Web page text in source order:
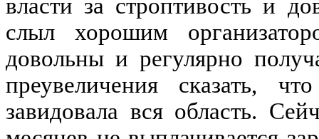
власти за строптивость и
слыл хорошим
довольны и регулярно
преувеличения сказать,
завидовала вся область.